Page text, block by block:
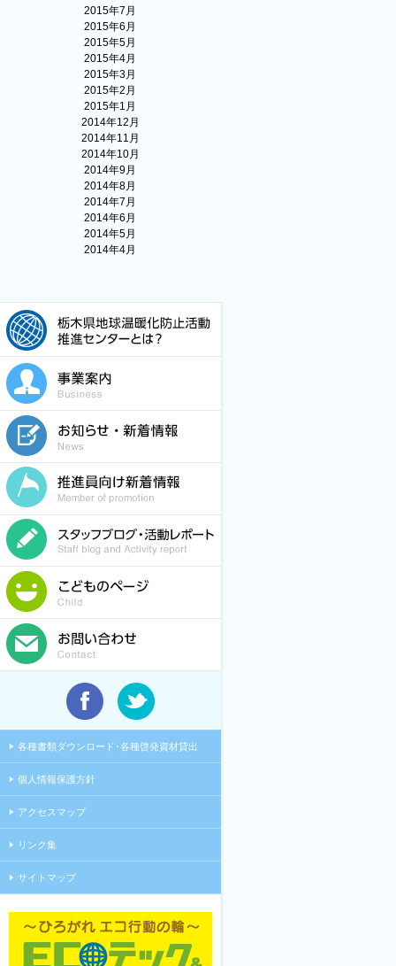
2015年7月
2015年6月
2015年5月
2015年4月
2015年3月
2015年2月
2015年1月
2014年12月
2014年11月
2014年10月
2014年9月
2014年8月
2014年7月
2014年6月
2014年5月
2014年4月
各種書類ダウンロード･各種啓発資材貸出
個人情報保護方針
アクセスマップ
リンク集
サイトマップ